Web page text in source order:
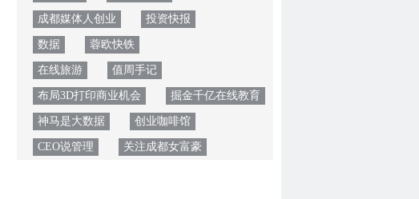
成都媒体人创业 投资快报
数据 蓉欧快铁
在线旅游 值周手记
布局3D打印商业机会 掘金千亿在线教育
神马是大数据 创业咖啡馆
CEO说管理 关注成都女富豪